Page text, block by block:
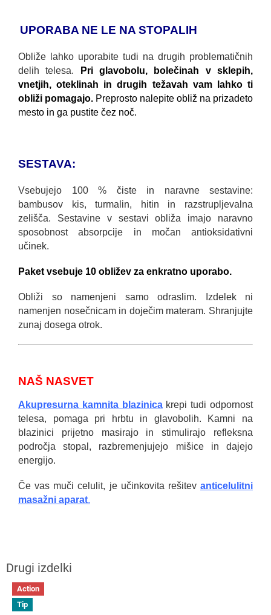
UPORABA NE LE NA STOPALIH
Obliže lahko uporabite tudi na drugih problematičnih
delih telesa.
Pri glavobolu, bolečinah v sklepih,
vnetjih, oteklinah in drugih težavah vam lahko ti
obliži pomagajo. Preprosto nalepite obliž na prizadeto
mesto in ga pustite čez noč.
SESTAVA:
Vsebujejo 100 % čiste in naravne sestavine:
bambusov kis, turmalin, hitin in razstrupljevalna
zelišča. Sestavine v sestavi obliža imajo naravno
sposobnost absorpcije in močan antioksidativni
učinek.
Paket vsebuje 10 obližev za enkratno uporabo.
Obliži so namenjeni samo odraslim. Izdelek ni
namenjen nosečnicam in doječim materam. Shranjujte
zunaj dosega otrok.
NAŠ NASVET
Akupresurna kamnita blazinicakrepi tudi odpornost
telesa, pomaga pri hrbtu in glavobolih. Kamni na
blazinici prijetno masirajo in stimulirajo refleksna
področja stopal, razbremenjujejo mišice in dajejo
energijo.
Če vas muči celulit, je učinkovita rešitev anticelulitni
masažni aparat.
Action
Tip